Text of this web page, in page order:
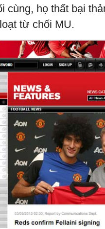
cùng, họ thất bại
từ chối MU.